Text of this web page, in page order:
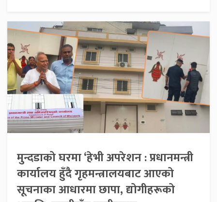
मुन्दडाको घरमा ‘हेभी अपरेशन : प्रधानमन्त्री
कार्यालय हुँदै गृहमन्त्रालयबाट आएको
सूचनाका आधारमा छापा, द्योगीहरूको